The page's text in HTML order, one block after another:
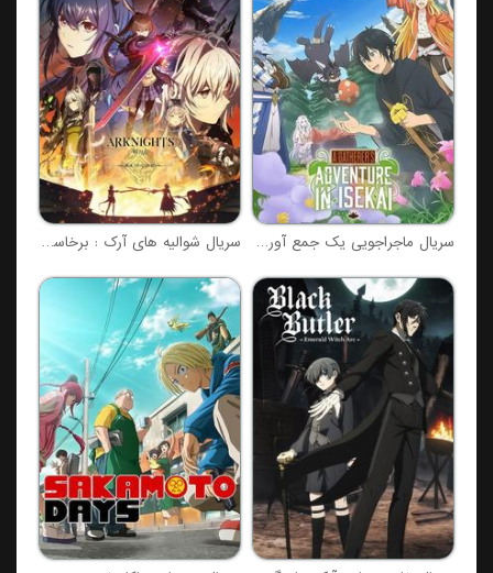
سریال ماجراجویی یک جمع آور در دنیای دیگر سریال شوالیه های آرک : برخاسته از خاکستر